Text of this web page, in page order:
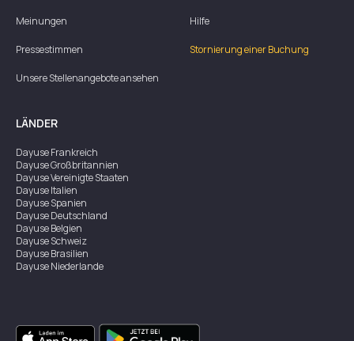
Meinungen
Pressestimmen
Unsere Stellenangebote ansehen
Hilfe
Stornierung einer Buchung
LÄNDER
DayuseFrankreich
DayuseGroßbritannien
DayuseVereinigte Staaten
DayuseItalien
DayuseSpanien
DayuseDeutschland
DayuseBelgien
DayuseSchweiz
DayuseBrasilien
DayuseNiederlande
DayuseKanada